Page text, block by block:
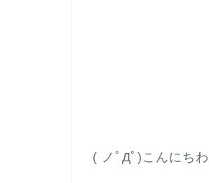
( ノﾟДﾟ)こんにち